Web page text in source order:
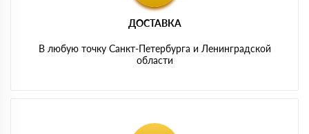
ДОСТАВКА
В любую точку Санкт-Петербурга и Ленинградской
области